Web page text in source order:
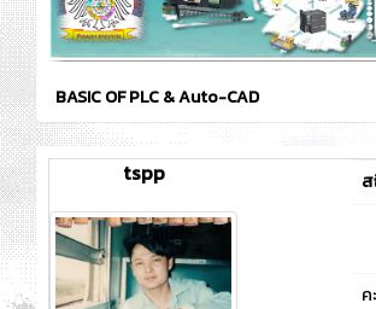
BASIC OF PLC & Auto-CAD
tspp
ค